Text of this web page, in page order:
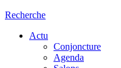
Recherche
Actu
Conjoncture
Agenda